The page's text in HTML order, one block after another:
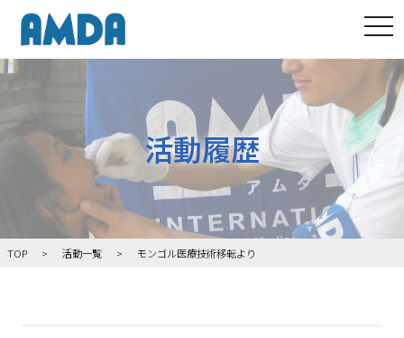
活動履歴
TOP 活動一覧 モンゴル医療技術移転より